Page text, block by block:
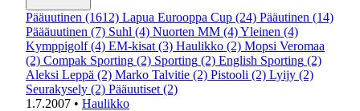
Pääuutinen (1612) Lapua Eurooppa Cup (24) Pääutinen (14)
Päääuutinen (7) Suhl (4) Nuorten MM (4)Yleinen (4)
Kymppigolf (4) EM-kisat (3) Haulikko (2) Mopsi Veromaa
(2) Compak Sporting (2) Sporting (2) English Sporting (2)
Aleksi Leppä (2) Marko Talvitie (2) Pistooli (2) Lyijy (2)
Seurakysely (2) Pääuutiset (2)
1.7.2007 • Haulikko